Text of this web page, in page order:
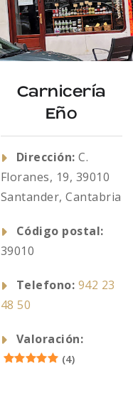
Carnicería
Eño
Dirección: C.
Floranes, 19, 39010
Santander, Cantabria
Código postal:
39010
Telefono: 942 23
48 50
Valoración:
(4)